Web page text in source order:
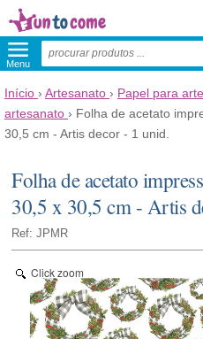
Menu
Início › Artesanato › Papel para
artesanato › Folha de acetato
30,5 cm - Artis decor - 1 unid.
Folha de acetato
30,5 x 30,5 cm - Artis
Ref: JPMR
Click zoom